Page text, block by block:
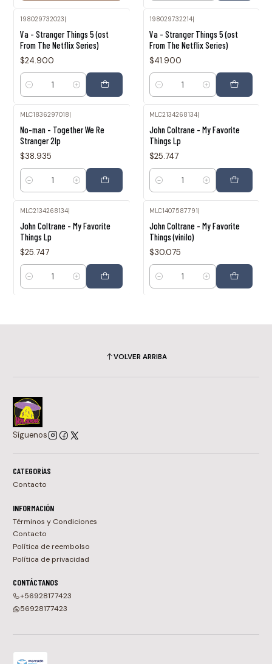
198029732023|
Va - Stranger Things 5 (ost
From The Netflix Series)
$24.900
Cantidad
198029732214|
Va - Stranger Things 5 (ost
From The Netflix Series)
$41.900
Cantidad
MLC1836297018
No-man - Together We Re
Stranger 2lp
$38.935
Cantidad
MLC2134268134
John Coltrane - My Favorite
Things Lp
$25.747
Cantidad
MLC2134268134|
John Coltrane - My Favorite
Things Lp
$25.747
Cantidad
MLC1407587791|
John Coltrane - My Favorite
Things (vinilo)
$30.075
Cantidad
VOLVER ARRIBA
Síguenos
CATEGORÍAS
Contacto
INFORMACIÓN
Términos y Condiciones
Contacto
Política de reembolso
Política de privacidad
CONTÁCTANOS
+56928177423
56928177423